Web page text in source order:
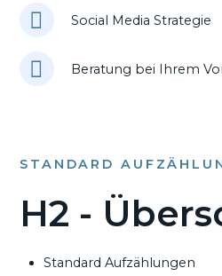
Social Media Strategie
Beratung bei Ihrem
STANDARD
H2 -
Standard Aufzählungen